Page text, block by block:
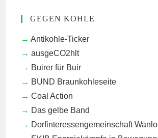
GEGEN KOHLE
Antikohle-Ticker
ausgeCO2hlt
Buirer für Buir
BUND Braunkohleseite
Coal Action
Das gelbe Band
Dorfinteressengemeinschaft Wanlo